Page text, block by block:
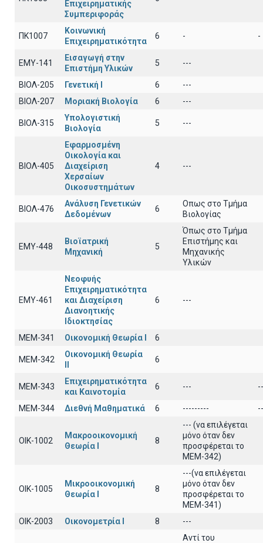
Επιχειρηματικής
Συμπεριφοράς
ΠΚ1007
Κοινωνική
Επιχειρηματικότητα
6 - -
EΜY-141
Εισαγωγή στην
Επιστήμη Υλικών
5 ---
ΒΙΟΛ-205 Γενετική Ι 6
---
ΒΙΟΛ-207
Μοριακή Βιολογία 6 ---
ΒΙΟΛ-315
Υπολογιστική
Βιολογία
5 ---
ΒΙΟΛ-405
Εφαρμοσμένη
Οικολογία και
Διαχείριση
Χερσαίων
Οικοσυστημάτων
4 ---
ΒΙΟΛ-476
Ανάλυση Γενετικών
Δεδομένων
6
Οπως στο Τμήμα
Βιολογίας
ΕΜΥ-448
Βιοϊατρική
Μηχανική
5
Όπως στο Τμήμα
Επιστήμης και
Μηχανικής
Υλικών
ΕΜΥ-461
Νεοφυής
Επιχειρηματικότητα
και Διαχείριση
Διανοητικής
Ιδιοκτησίας
6 ---
ΜΕΜ-341 Οικονομική Θεωρία Ι 6
ΜΕΜ-342
Οικονομική Θεωρία
6
ΜΕΜ-343
Επιχειρηματικότητα
και Καινοτομία
6 ---
ΜΕΜ-344 Διεθνή Μαθηματικά 6 ---------
ΟΙΚ-1002
Μακροοικονομική
Θεωρία Ι
8
--- (να επιλέγεται
μόνο όταν δεν
προσφέρεται το
ΜΕΜ-342)
ΟΙΚ-1005
Μικροοικονομική
Θεωρία Ι
8
---(να επιλέγεται
μόνο όταν δεν
προσφέρεται το
ΜΕΜ-341)
ΟΙΚ-2003
Οικονομετρία Ι 8 ---
Αντί του